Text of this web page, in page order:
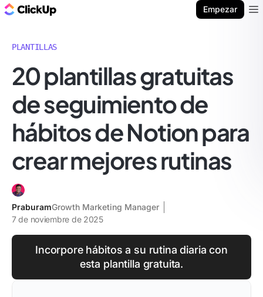
Empezar
PLANTILLAS
20 plantillas gratuitas
de seguimiento de
hábitos de Notion para
crear mejores rutinas
PraburamGrowth Marketing Manager
7 de noviembre de 2025
Incorpore hábitos a su rutina diaria con
esta plantilla gratuita.